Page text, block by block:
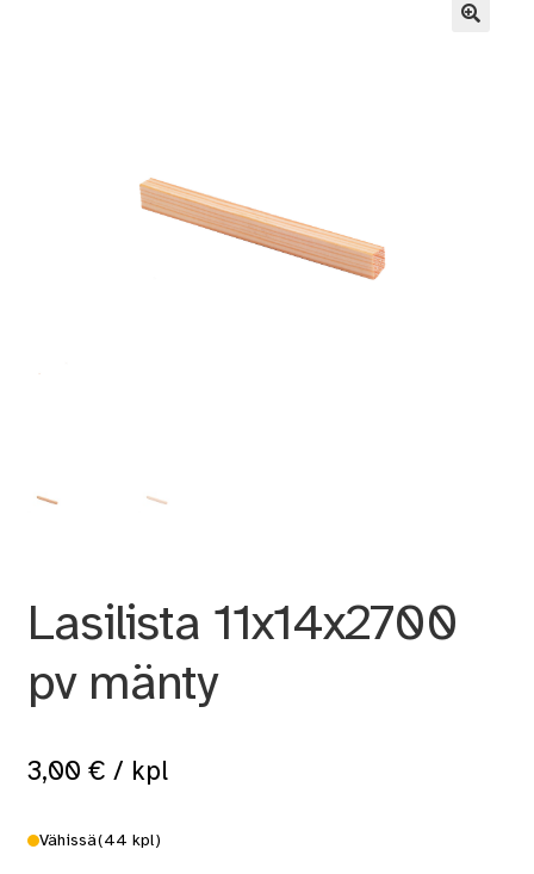
Lasilista 11x14x2700
pv mänty
3,00 € / kpl
Vähissä(44 kpl)